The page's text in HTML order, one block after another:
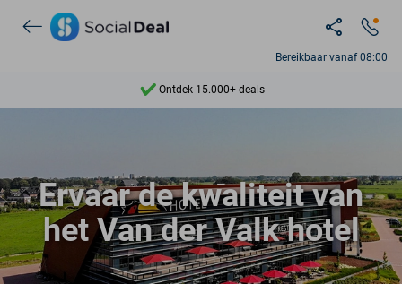
Bereikbaar vanaf 08:00
Ontdek 15.000+ deals
9,4
Ontdek 15.000+ deals
Ervaar de kwaliteit van
het Van der Valk hotel